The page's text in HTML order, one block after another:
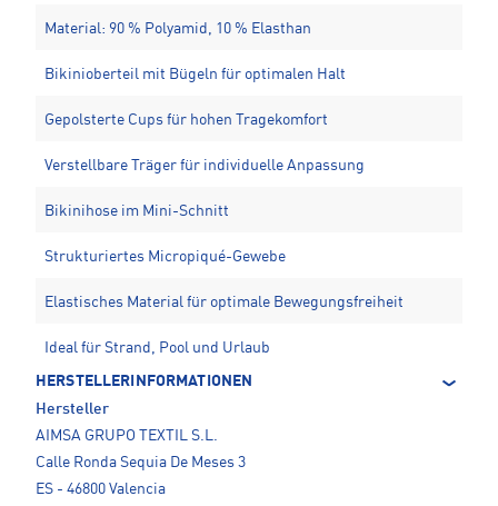
Material: 90 % Polyamid, 10 % Elasthan
Bikinioberteil mit Bügeln für optimalen Halt
Gepolsterte Cups für hohen Tragekomfort
Verstellbare Träger für individuelle Anpassung
Bikinihose im Mini-Schnitt
Strukturiertes Micropiqué-Gewebe
Elastisches Material für optimale Bewegungsfreiheit
Ideal für Strand, Pool und Urlaub
HERSTELLERINFORMATIONEN
Hersteller
AIMSA GRUPO TEXTIL S.L.
Calle Ronda Sequia De Meses 3
ES - 46800 Valencia